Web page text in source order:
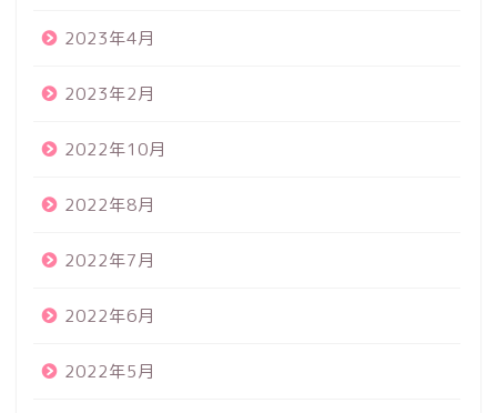
2023年4月
2023年2月
2022年10月
2022年8月
2022年7月
2022年6月
2022年5月